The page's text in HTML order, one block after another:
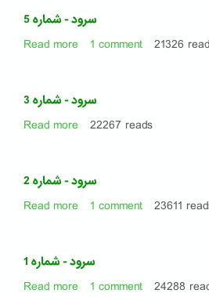
6
سرود - شماره 5
Read more about
5
1 comment 21326
سرود - شماره 3
Read more about
3
22267 reads
سرود - شماره 2
Read more about
2
1 comment 23611
سرود - شماره 1
Read more about
1 comment 24288